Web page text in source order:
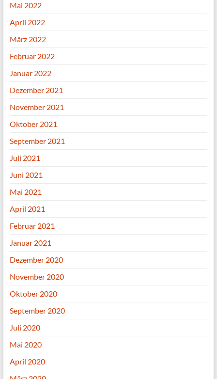
Mai 2022
April 2022
März 2022
Februar 2022
Januar 2022
Dezember 2021
November 2021
Oktober 2021
September 2021
Juli 2021
Juni 2021
Mai 2021
April 2021
Februar 2021
Januar 2021
Dezember 2020
November 2020
Oktober 2020
September 2020
Juli 2020
Mai 2020
April 2020